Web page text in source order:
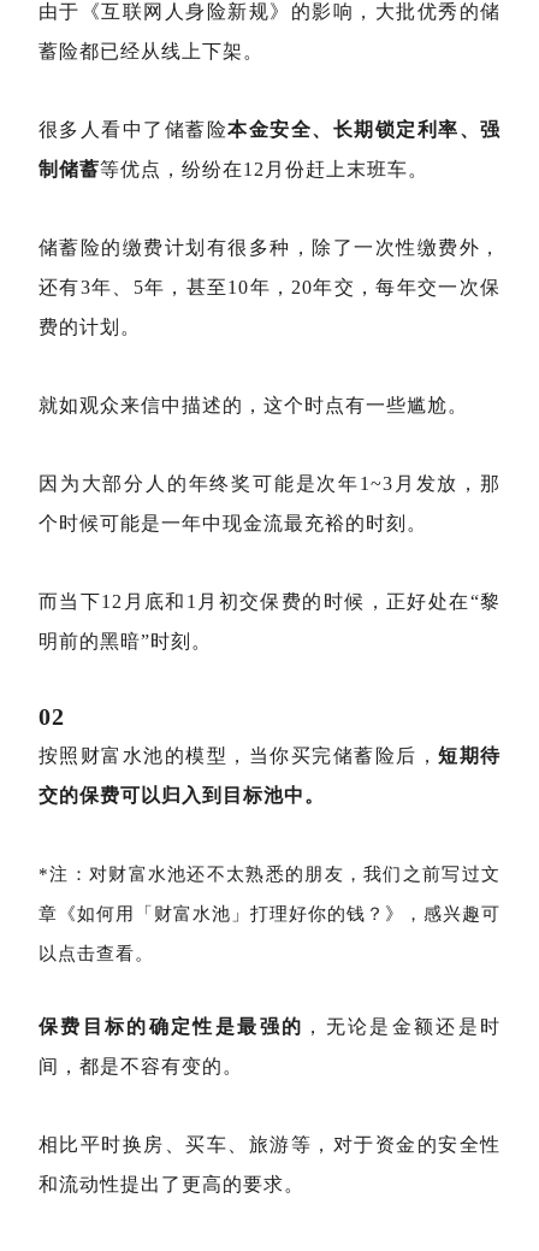
由于《互联网人身险新规》的影响，大批优秀的储
蓄险都已经从线上下架。
很多人看中了储蓄险本金安全、长期锁定利率、强
制储蓄等优点，纷纷在12月份赶上末班车。
储蓄险的缴费计划有很多种，除了一次性缴费外，
还有3年、5年，甚至10年，20年交，每年交一次保
费的计划。
就如观众来信中描述的，这个时点有一些尴尬。
因为大部分人的年终奖可能是次年1~3月发放，那
个时候可能是一年中现金流最充裕的时刻。
而当下12月底和1月初交保费的时候，正好处在“黎
明前的黑暗”时刻。
02
按照财富水池的模型，当你买完储蓄险后，短期待
交的保费可以归入到目标池中。
*注：对财富水池还不太熟悉的朋友，我们之前写过文
章《如何用「财富水池」打理好你的钱？ 》，感兴趣可
以点击查看。
保费目标的确定性是最强的 ，无论是金额还是时
间，都是不容有变的。
相比平时换房、买车、旅游等，对于资金的安全性
和流动性提出了更高的要求。